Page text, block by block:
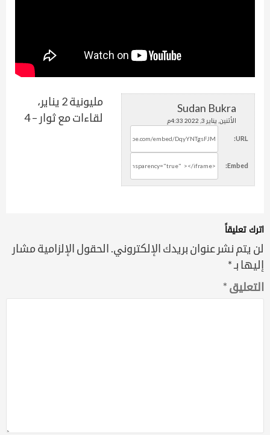
Sudan Bukra
الأثنين, يناير 3, 2022 4:33م
URL:
Embed:
مليونية 2 يناير،
لقاءات مع ثوار – 4
اترك تعليقاً
لن يتم نشر عنوان بريدك الإلكتروني. الحقول الإلزامية مشار
إليها بـ*
التعليق *